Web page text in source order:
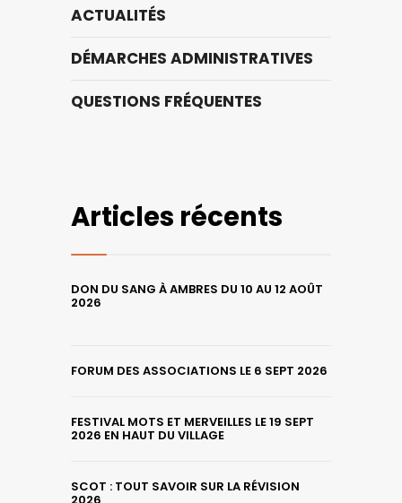
ACTUALITÉS
DÉMARCHES ADMINISTRATIVES
QUESTIONS FRÉQUENTES
Articles récents
DON DU SANG À AMBRES DU 10 AU 12 AOÛT
2026
FORUM DES ASSOCIATIONS LE 6 SEPT 2026
FESTIVAL MOTS ET MERVEILLES LE 19 SEPT
2026 EN HAUT DU VILLAGE
SCOT : TOUT SAVOIR SUR LA RÉVISION